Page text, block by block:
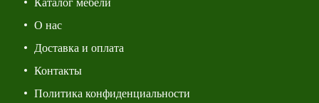
Каталог мебели
О нас
Доставка и оплата
Контакты
Политика конфиденциальности